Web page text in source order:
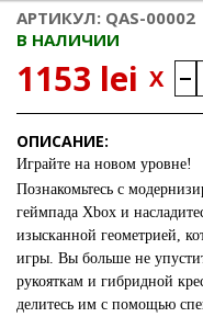
АРТИКУЛ: QAS-00002
В НАЛИЧИИ
1153 lei X
ОПИСАНИЕ:
Играйте на новом уровне!
Познакомьтесь с
геймпада Xbox и
изысканной геометрией,
игры. Вы больше не
рукояткам и гибридной
делитесь им с помощью